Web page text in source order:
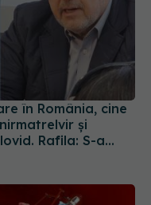
și
Rafila: S-a
la